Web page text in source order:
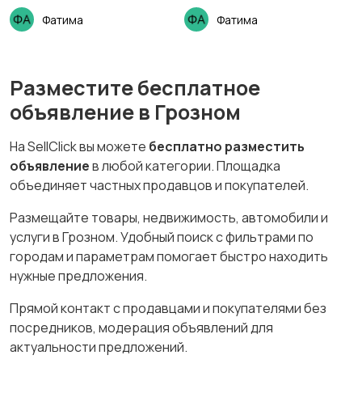
Фатима Фатима
Разместите бесплатное
объявление в Грозном
На SellClick вы можете бесплатно разместить
объявлениев любой категории. Площадка
объединяет частных продавцов и покупателей.
Размещайте товары, недвижимость, автомобили и
услуги в Грозном. Удобный поиск с фильтрами по
городам и параметрам помогает быстро находить
нужные предложения.
Прямой контакт с продавцами и покупателями без
посредников, модерация объявлений для
актуальности предложений.